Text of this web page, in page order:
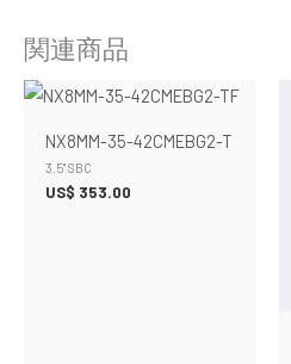
関連商品
NX8MM-35-42CMEBG2-T
3.5" SBC
US$ 353.00